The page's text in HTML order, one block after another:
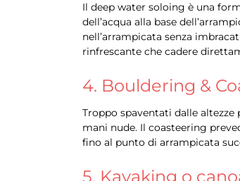
Il deep water soloing è una
dell’acqua alla base
nell’arrampicata senza
rinfrescante che cadere
4. Bouldering &
Troppo spaventati dalle
mani nude. Il coasteering
fino al punto di arrampicata
5. Kayaking o